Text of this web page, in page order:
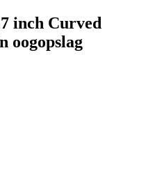
inch Curved
oogopslag